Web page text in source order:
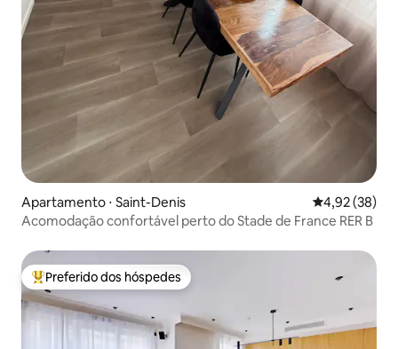
Apartamento ⋅ Saint-Denis 4,92 de uma
4,92 (38)
Acomodação confortável perto do Stade de France RER B
Entre os melhores preferidos dos hóspedes
Preferido dos hóspedes